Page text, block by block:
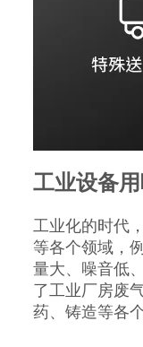
工业设备
工业化的时代
等各个领域，
量大、噪音低
了工业厂房废
药、铸造等各